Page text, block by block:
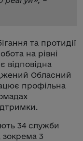
та протидії
на рівні
відповідна
Обласний
профільна
34 служби
зокрема 3